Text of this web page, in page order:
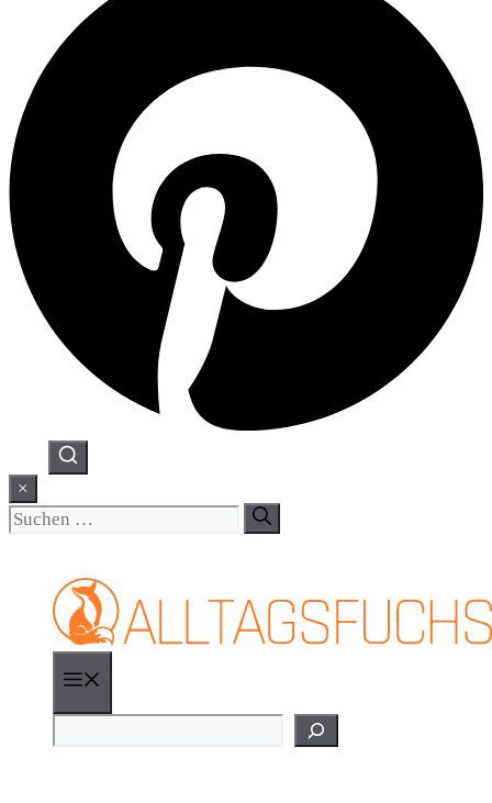
×
Suchen
nach: